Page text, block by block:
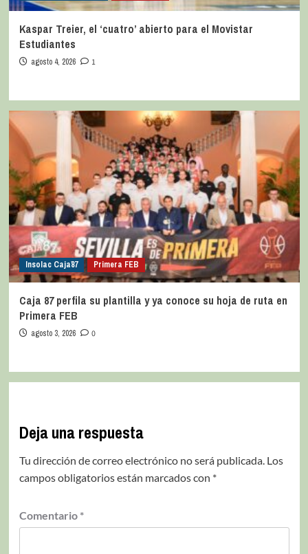
Kaspar Treier, el ‘cuatro’ abierto para el Movistar
Estudiantes
agosto 4, 2026 1
Insolac Caja´87 Primera FEB
Caja 87 perfila su plantilla y ya conoce su hoja de ruta en
Primera FEB
agosto 3, 2026 0
Deja una respuesta
Tu dirección de correo electrónico no será publicada. Los
campos obligatorios están marcados con *
Comentario *